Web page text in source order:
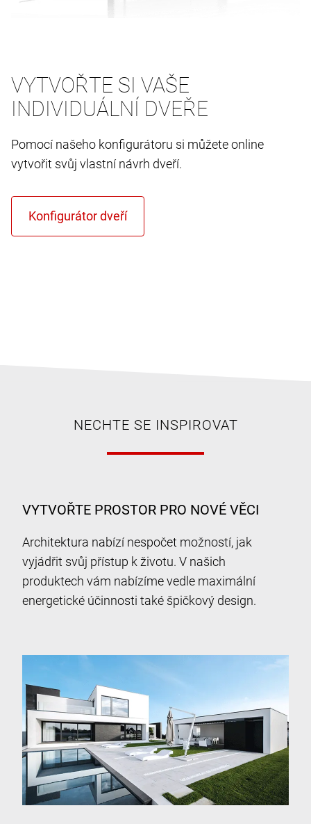
VYTVOŘTE SI VAŠE
INDIVIDUÁLNÍ DVEŘE
Pomocí našeho konfigurátoru si můžete online
vytvořit svůj vlastní návrh dveří.
NECHTE SE INSPIROVAT
VYTVOŘTE PROSTOR PRO NOVÉ VĚCI
Architektura nabízí nespočet možností, jak
vyjádřit svůj přístup k životu. V našich
produktech vám nabízíme vedle maximální
energetické účinnosti také špičkový design.